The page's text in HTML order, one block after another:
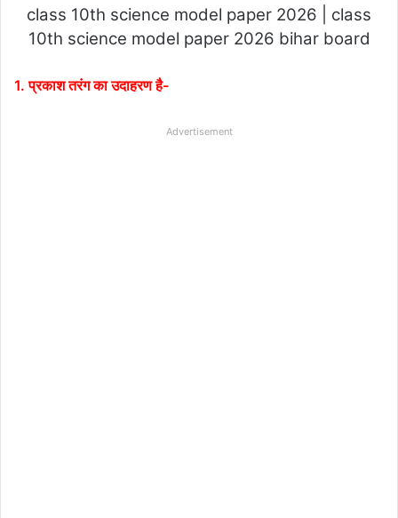
class 10th science model paper 2026 | class
10th science model paper 2026 bihar board
1. प्रकाश तरंग का उदाहरण है-
Advertisement